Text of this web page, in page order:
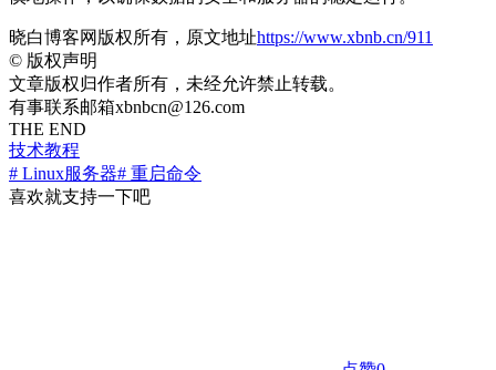
晓白博客网版权所有，原文地址https://www.xbnb.cn/911
© 版权声明
文章版权归作者所有，未经允许禁止转载。
有事联系邮箱xbnbcn@126.com
THE END
技术教程
# Linux服务器# 重启命令
喜欢就支持一下吧